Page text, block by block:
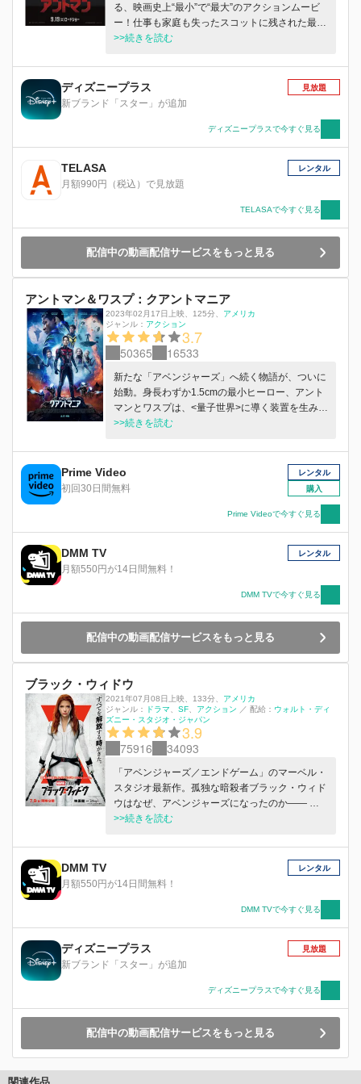
る、映画史上“最小”で“最大”のアクションムービ
ー！仕事も家庭も失ったスコットに残された最後
のチャンスは、身長わずか1.5cmになれる驚異
つ“アントマン”となることだった。最愛の娘のた
めに猛特訓を開始した彼は、本当のヒーローとな
り、人生のセカンド・チャンスをつかむことがで
>>続きを読む
ディズニープラス
新ブランド「スター」が追加
見放題
ディズニープラスで今すぐ見る
TELASA
月額990円（税込）で見放題
レンタル
TELASAで今すぐ見る
配信中の動画配信サービスをもっと見る
アントマン＆ワスプ：クアントマニア
2023年02月17日上映 125分
アメリカ
ジャンル： アクション
3.7
50365 16533
新たな「アベンジャーズ」へ続く物語が、ついに
始動。身長わずか1.5cmの最小ヒーロー、アント
マンとワスプは、<量子世界>に導く装置を生み出
した娘キャシー達とともに、ミクロより小さな世
いたのは、過去、現在、未来すべての時を操る能
力を持つ、マーベル史上最凶の敵、征服者カー
ン。彼がこの世界から解き放たれたら、全人類に
恐るべき危機が迫る 。アベンジャーズで最も普
通すぎる男アントマンが、マーベル史上最大の脅
威に挑むアクション超大作。
>>続きを読む
Prime Video
初回30日間無料
レンタル
購入
Prime Videoで今すぐ見る
DMM TV
月額550円が14日間無料！
レンタル
DMM TVで今すぐ見る
配信中の動画配信サービスをもっと見る
ブラック・ウィドウ
2021年07月08日上映 133分
アメリカ
ジャンル：
ドラマ SF アクション ／ 配給： ウォルト・ディ
ズニー・スタジオ・ジャパン
3.9
75916 34093
「アベンジャーズ／エンドゲーム」のマーベル・
スタジオ最新作。孤独な暗殺者ブラック・ウィド
ウはなぜ、アベンジャーズになったのか―― ブ
ラック・ウィドウの前に突如現れた“妹”エレー
織レッドルームの秘密を知ったことで命を狙われ
る。唯一の味方は、かつて組織が生み出した“偽
りの家族”だけ。だが、この家族の再会によっ
ラック・ウィドウの作られた過去との戦いが、世
界の命運を握る。
>>続きを読む
DMM TV
月額550円が14日間無料！
レンタル
DMM TVで今すぐ見る
ディズニープラス
新ブランド「スター」が追加
見放題
ディズニープラスで今すぐ見る
配信中の動画配信サービスをもっと見る